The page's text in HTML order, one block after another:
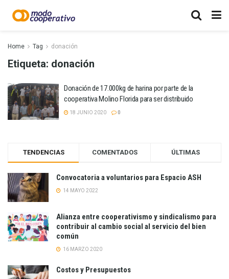
Home Tag donación
Etiqueta: donación
Donación de 17.000kg de harina por parte de la
cooperativa Molino Florida para ser distribuido
18 JUNIO 2020 0
TENDENCIAS COMENTADOS ÚLTIMAS
Convocatoria a voluntarios para Espacio ASH
14 MAYO 2022
Alianza entre cooperativismo y sindicalismo para
contribuir al cambio social al servicio del bien
común
16 MARZO 2020
Costos y Presupuestos